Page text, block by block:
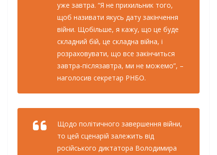
уже завтра. “Я не прихильник того,
щоб називати якусь дату закінчення
війни. Щобільше, я кажу, що це буде
складний бій, це складна війна, і
розраховувати, що все закінчиться
завтра-післязавтра, ми не можемо”, –
наголосив секретар РНБО.
Щодо політичного завершення війни,
то цей сценарій залежить від
російського диктатора Володимира